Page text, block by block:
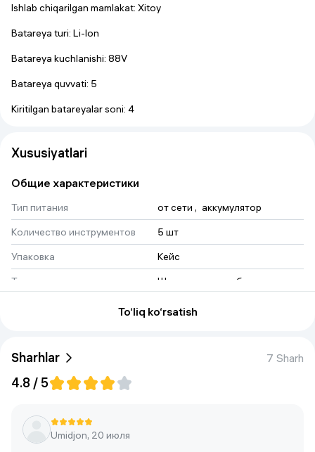
Ishlab chiqarilgan mamlakat: Xitoy
Batareya turi: Li-Ion
Batareya kuchlanishi: 88V
Batareya quvvati: 5
Kiritilgan batareyalar soni: 4
Xususiyatlari
Общие характеристики
Тип питания от сети , аккумулятор
Количество инструментов
5 шт
Упаковка
Кейс
Тип
Шуруповерт и набор
инструментов
To‘liq ko‘rsatish
Sharhlar 7 Sharh
4.8 / 5
Umidjon, 20 июля